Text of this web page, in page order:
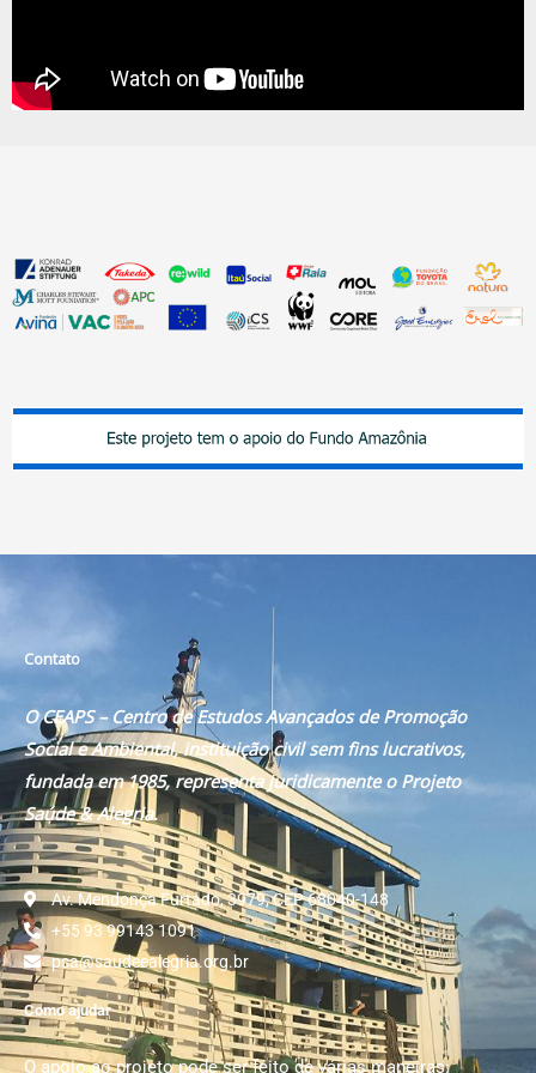
Contato
O CEAPS – Centro de Estudos Avançados de Promoção
Social e Ambiental, instituição civil sem fins lucrativos,
fundada em 1985, representa juridicamente o Projeto
Saúde & Alegria.
Av. Mendonça Furtado, 3979, CEP 68040-148
+55 93 99143 1091
psa@saudeealegria.org.br
Como ajudar
O apoio ao projeto pode ser feito de várias maneiras: